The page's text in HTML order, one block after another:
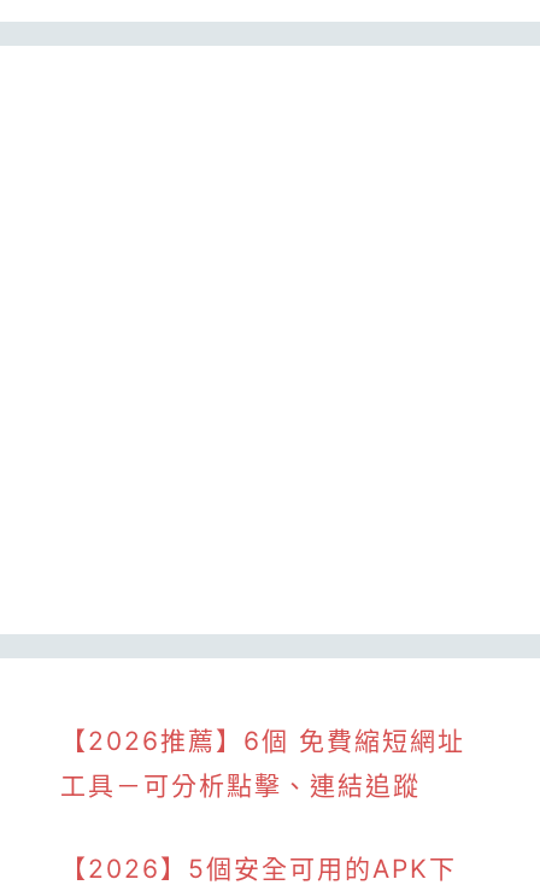
【2026推薦】6個 免費縮短網址
工具－可分析點擊、連結追蹤
【2026】5個安全可用的APK下